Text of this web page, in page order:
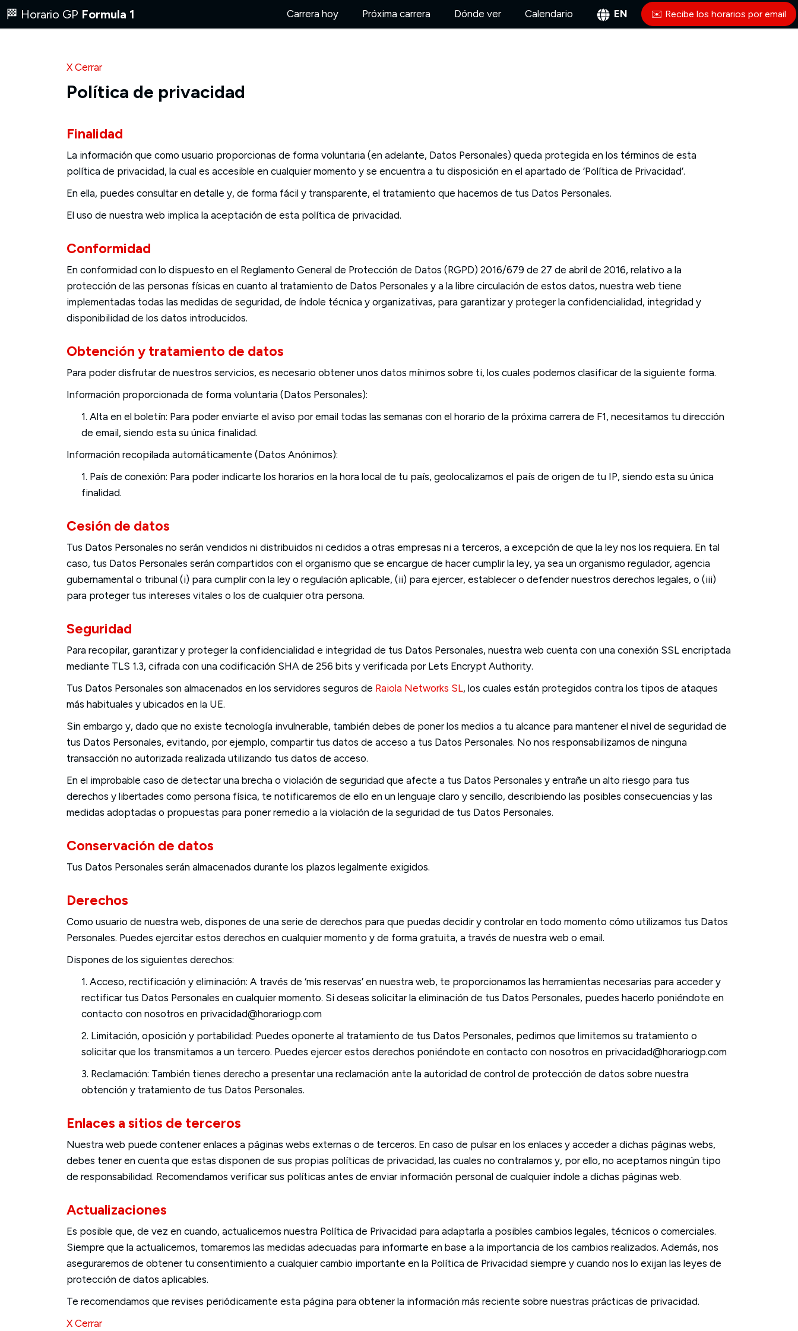
🏁 Horario GP Formula 1 Carrera hoy Próxima carrera Dónde ver Calendario EN ✉️ Recibe los horarios por email
X Cerrar
Política de privacidad
Finalidad
La información que como usuario proporcionas de forma voluntaria (en adelante, Datos Personales) queda protegida en los términos de esta
política de privacidad, la cual es accesible en cualquier momento y se encuentra a tu disposición en el apartado de ‘Política de Privacidad’.
En ella, puedes consultar en detalle y, de forma fácil y transparente, el tratamiento que hacemos de tus Datos Personales.
El uso de nuestra web implica la aceptación de esta política de privacidad.
Conformidad
En conformidad con lo dispuesto en el Reglamento General de Protección de Datos (RGPD) 2016/679 de 27 de abril de 2016, relativo a la
protección de las personas físicas en cuanto al tratamiento de Datos Personales y a la libre circulación de estos datos, nuestra web tiene
implementadas todas las medidas de seguridad, de índole técnica y organizativas, para garantizar y proteger la confidencialidad, integridad y
disponibilidad de los datos introducidos.
Obtención y tratamiento de datos
Para poder disfrutar de nuestros servicios, es necesario obtener unos datos mínimos sobre ti, los cuales podemos clasificar de la siguiente forma.
Información proporcionada de forma voluntaria (Datos Personales):
1. Alta en el boletín: Para poder enviarte el aviso por email todas las semanas con el horario de la próxima carrera de F1, necesitamos tu dirección
de email, siendo esta su única finalidad.
Información recopilada automáticamente (Datos Anónimos):
1. País de conexión: Para poder indicarte los horarios en la hora local de tu país, geolocalizamos el país de origen de tu IP, siendo esta su única
finalidad.
Cesión de datos
Tus Datos Personales no serán vendidos ni distribuidos ni cedidos a otras empresas ni a terceros, a excepción de que la ley nos los requiera. En tal
caso, tus Datos Personales serán compartidos con el organismo que se encargue de hacer cumplir la ley, ya sea un organismo regulador, agencia
gubernamental o tribunal (i) para cumplir con la ley o regulación aplicable, (ii) para ejercer, establecer o defender nuestros derechos legales, o (iii)
para proteger tus intereses vitales o los de cualquier otra persona.
Seguridad
Para recopilar, garantizar y proteger la confidencialidad e integridad de tus Datos Personales, nuestra web cuenta con una conexión SSL encriptada
mediante TLS 1.3, cifrada con una codificación SHA de 256 bits y verificada por Lets Encrypt Authority.
Tus Datos Personales son almacenados en los servidores seguros de Raiola Networks SL, los cuales están protegidos contra los tipos de ataques
más habituales y ubicados en la UE.
Sin embargo y, dado que no existe tecnología invulnerable, también debes de poner los medios a tu alcance para mantener el nivel de seguridad de
tus Datos Personales, evitando, por ejemplo, compartir tus datos de acceso a tus Datos Personales. No nos responsabilizamos de ninguna
transacción no autorizada realizada utilizando tus datos de acceso.
En el improbable caso de detectar una brecha o violación de seguridad que afecte a tus Datos Personales y entrañe un alto riesgo para tus
derechos y libertades como persona física, te notificaremos de ello en un lenguaje claro y sencillo, describiendo las posibles consecuencias y las
medidas adoptadas o propuestas para poner remedio a la violación de la seguridad de tus Datos Personales.
Conservación de datos
Tus Datos Personales serán almacenados durante los plazos legalmente exigidos.
Derechos
Como usuario de nuestra web, dispones de una serie de derechos para que puedas decidir y controlar en todo momento cómo utilizamos tus Datos
Personales. Puedes ejercitar estos derechos en cualquier momento y de forma gratuita, a través de nuestra web o email.
Dispones de los siguientes derechos:
1. Acceso, rectificación y eliminación: A través de ‘mis reservas’ en nuestra web, te proporcionamos las herramientas necesarias para acceder y
rectificar tus Datos Personales en cualquier momento. Si deseas solicitar la eliminación de tus Datos Personales, puedes hacerlo poniéndote en
contacto con nosotros en privacidad@horariogp.com
2. Limitación, oposición y portabilidad: Puedes oponerte al tratamiento de tus Datos Personales, pedirnos que limitemos su tratamiento o
solicitar que los transmitamos a un tercero. Puedes ejercer estos derechos poniéndote en contacto con nosotros en privacidad@horariogp.com
3. Reclamación: También tienes derecho a presentar una reclamación ante la autoridad de control de protección de datos sobre nuestra
obtención y tratamiento de tus Datos Personales.
Enlaces a sitios de terceros
Nuestra web puede contener enlaces a páginas webs externas o de terceros. En caso de pulsar en los enlaces y acceder a dichas páginas webs,
debes tener en cuenta que estas disponen de sus propias políticas de privacidad, las cuales no contralamos y, por ello, no aceptamos ningún tipo
de responsabilidad. Recomendamos verificar sus políticas antes de enviar información personal de cualquier índole a dichas páginas web.
Actualizaciones
Es posible que, de vez en cuando, actualicemos nuestra Política de Privacidad para adaptarla a posibles cambios legales, técnicos o comerciales.
Siempre que la actualicemos, tomaremos las medidas adecuadas para informarte en base a la importancia de los cambios realizados. Además, nos
aseguraremos de obtener tu consentimiento a cualquier cambio importante en la Política de Privacidad siempre y cuando nos lo exijan las leyes de
protección de datos aplicables.
Te recomendamos que revises periódicamente esta página para obtener la información más reciente sobre nuestras prácticas de privacidad.
X Cerrar